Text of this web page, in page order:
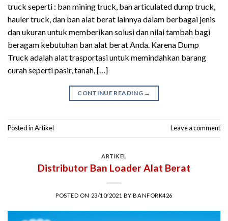
truck seperti : ban mining truck, ban articulated dump truck,
hauler truck, dan ban alat berat lainnya dalam berbagai jenis
dan ukuran untuk memberikan solusi dan nilai tambah bagi
beragam kebutuhan ban alat berat Anda. Karena Dump
Truck adalah alat trasportasi untuk memindahkan barang
curah seperti pasir, tanah, […]
CONTINUE READING →
Posted inArtikel Leave a comment
ARTIKEL
Distributor Ban Loader Alat Berat
POSTED ON 23/10/2021 BYBANFORK426